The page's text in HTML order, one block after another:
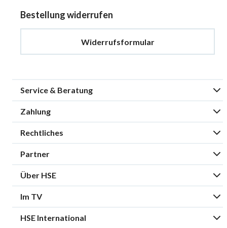
Bestellung widerrufen
Widerrufsformular
Service & Beratung
Zahlung
Rechtliches
Partner
Über HSE
Im TV
HSE International